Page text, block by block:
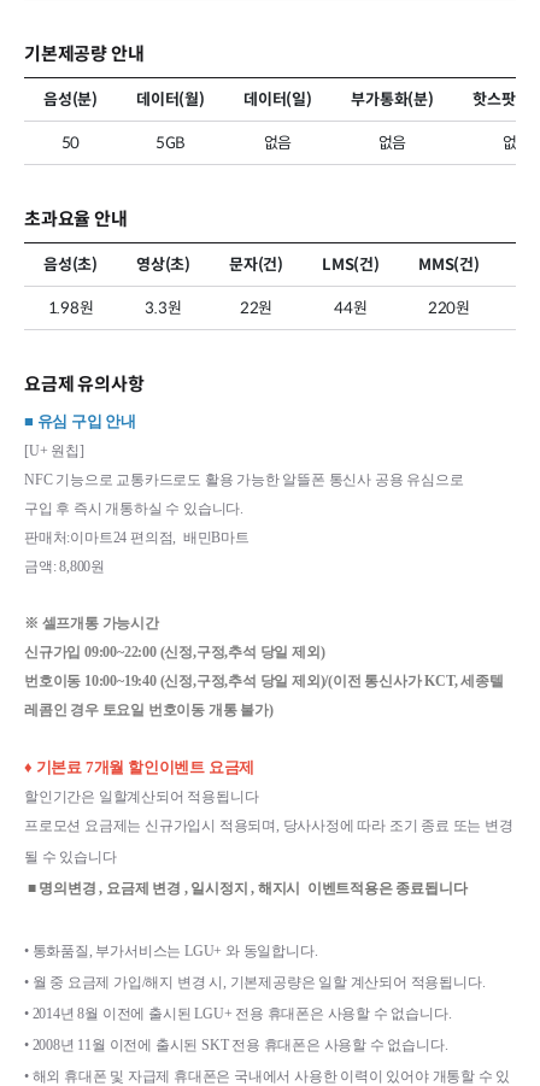
기본제공량 안내
음성(분) 데이터(월) 데이터(일) 부가통화(분) 핫스팟 데
50 5GB 없음 없음 없음
초과요율 안내
음성(초) 영상(초) 문자(건) LMS(건) MMS(건)
1.98원 3.3원 22원 44원 220원
요금제 유의사항
■ 유심 구입 안내
[U+ 원칩]
NFC 기능으로 교통카드로도 활용 가능한 알뜰폰 통신사 공용 유심으로
구입 후 즉시 개통하실 수 있습니다.
판매처:이마트24 편의점,  배민B마트
금액: 8,800원
※ 셀프개통 가능시간
신규가입 09:00~22:00 (신정,구정,추석 당일 제외)
번호이동 10:00~19:40 (신정,구정,추석 당일 제외)/(이전 통신사가 KCT, 세종텔
레콤인 경우 토요일 번호이동 개통 불가)
♦ 기본료 7개월 할인이벤트 요금제
할인기간은 일할계산되어 적용됩니다
프로모션 요금제는 신규가입시 적용되며, 당사사정에 따라 조기 종료 또는 변경
될 수 있습니다
■ 명의변경 , 요금제 변경 , 일시정지 , 해지시  이벤트적용은 종료됩니다
• 통화품질 , 부가서비스는 LGU+ 와 동일합니다.
• 월 중 요금제 가입/해지 변경 시, 기본제공량은 일할 계산되어 적용됩니다.
• 2014년 8월 이전에 출시된 LGU+ 전용 휴대폰은 사용할 수 없습니다.
• 2008년 11월 이전에 출시된 SKT 전용 휴대폰은 사용할 수 없습니다.
• 해외 휴대폰 및 자급제 휴대폰은 국내에서 사용한 이력이 있어야 개통할 수 있